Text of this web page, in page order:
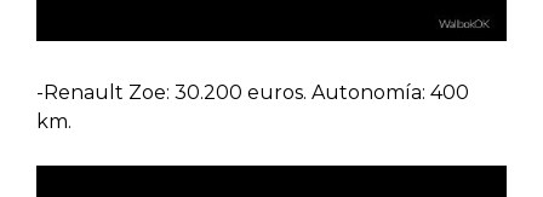
-Renault Zoe: 30.200 euros. Autonomía: 400
km.